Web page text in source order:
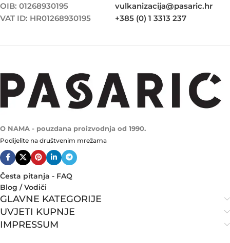
OIB: 01268930195
VAT ID: HR01268930195
vulkanizacija@pasaric.hr
+385 (0) 1 3313 237
O NAMA - pouzdana proizvodnja od 1990.
Podijelite na društvenim mrežama
Česta pitanja - FAQ
Blog / Vodiči
GLAVNE KATEGORIJE
UVJETI KUPNJE
IMPRESSUM